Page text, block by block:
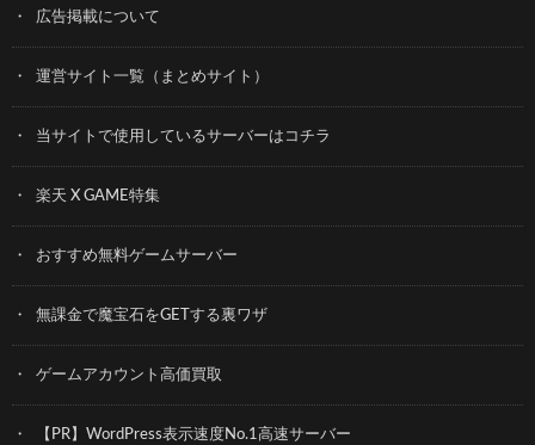
広告掲載について
運営サイト一覧（まとめサイト）
当サイトで使用しているサーバーはコチラ
楽天 X GAME特集
おすすめ無料ゲームサーバー
無課金で魔宝石をGETする裏ワザ
ゲームアカウント高価買取
【PR】WordPress表示速度No.1高速サーバー